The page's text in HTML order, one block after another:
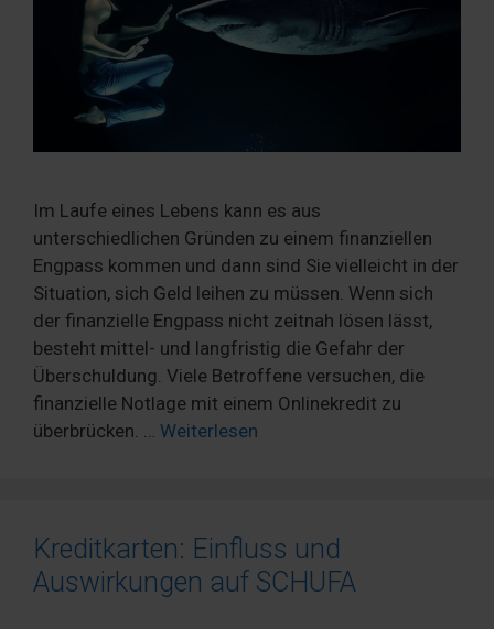
Im Laufe eines Lebens kann es aus
unterschiedlichen Gründen zu einem finanziellen
Engpass kommen und dann sind Sie vielleicht in der
Situation, sich Geld leihen zu müssen. Wenn sich
der finanzielle Engpass nicht zeitnah lösen lässt,
besteht mittel- und langfristig die Gefahr der
Überschuldung. Viele Betroffene versuchen, die
finanzielle Notlage mit einem Onlinekredit zu
überbrücken. … Weiterlesen
Kreditkarten: Einfluss und
Auswirkungen auf SCHUFA